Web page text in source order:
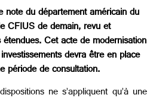
du département américain du
CFIUS de demain, revu et
Cet acte de modernisation
devra être en place
de consultation.
ne s’appliquent qu’à une